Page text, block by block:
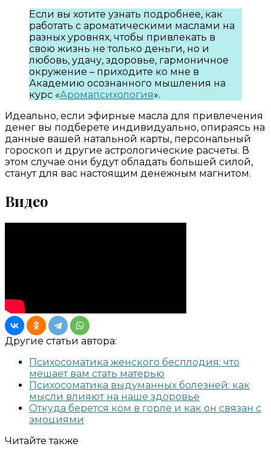
Если вы хотите узнать подробнее, как
работать с ароматическими маслами на
разных уровнях, чтобы привлекать в
свою жизнь не только деньги, но и
любовь, удачу, здоровье, гармоничное
окружение – приходите ко мне в
Академию осознанного мышления на
курс «Аромапсихология».
Идеально, если эфирные масла для привлечения
денег вы подберете индивидуально, опираясь на
данные вашей натальной карты, персональный
гороскоп и другие астрологические расчеты. В
этом случае они будут обладать большей силой,
станут для вас настоящим денежным магнитом.
Видео
Другие статьи автора:
Психосоматика женского бесплодия: что
мешает вам стать матерью
Психосоматика выдуманных болезней: как
мысли влияют на наше здоровье
Откуда берется ком в горле и как он связан с
эмоциями
Читайте также